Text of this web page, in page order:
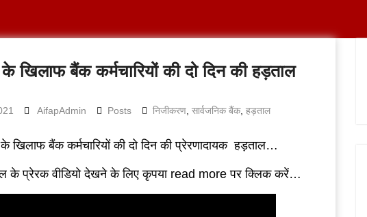
खिलाफ बैंक कर्मचारियों की दो दिन की हड़ताल
AifapAdmin Posts निजीकरण सार्वजनिक बैंक, हड़ताल
खिलाफ बैंक कर्मचारियों की दो दिन की प्रेरणादायक हड़ताल…
के प्रेरक वीडियो देखने के लिए कृपया read more पर क्लिक करें…